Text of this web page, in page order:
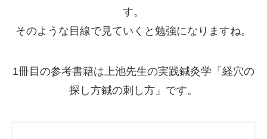
す。
そのような目線で見ていくと勉強になりますね。
1冊目の参考書籍は上池先生の実践鍼灸学「経穴の
探し方鍼の刺し方」です。